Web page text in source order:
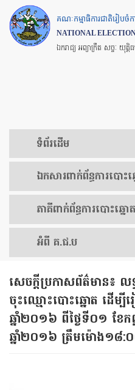
Skip
to
main
គណៈកម្មាធិការជាតិរៀបចំ
NATIONAL
ឯករាជ្យ អព្យាក្រឹត សច្ចៈ យុត្តិ
ទំព័រ​ដើម
ឯកសារ​ពាក់ព័ន្ធ​ការ​បោះ
​ភាគីពាក់ព័ន្ធ​​ការ​បោះឆ្នោត
អំពី គ.ជ.ប
សេចក្ដីប្រកាសព័ត៌មាន៖ ល
ចុះឈ្មោះ​បោះឆ្នោត ដើម្បី
ឆ្នាំ២០១៦ ពីថ្ងៃទី០១ ខែក
ឆ្នាំ២០១៦ ត្រឹមម៉ោង១៨:០